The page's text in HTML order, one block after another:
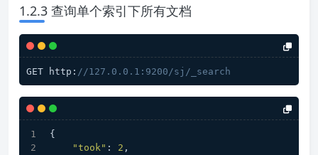
1.2.3 查询单个索引下所有文档
GET http: //127.0.0.1:9200/sj/_search
{
"took" : 2 ,